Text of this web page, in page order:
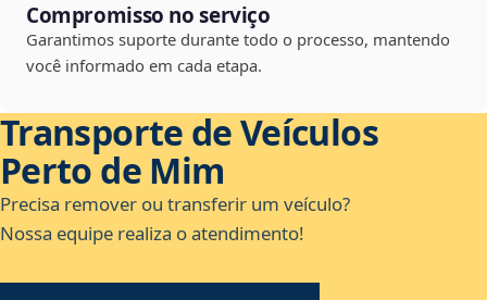
Compromisso no serviço
Garantimos suporte durante todo o processo, mantendo
você informado em cada etapa.
Transporte de Veículos
Perto de Mim
Precisa remover ou transferir um veículo?
Nossa equipe realiza o atendimento!